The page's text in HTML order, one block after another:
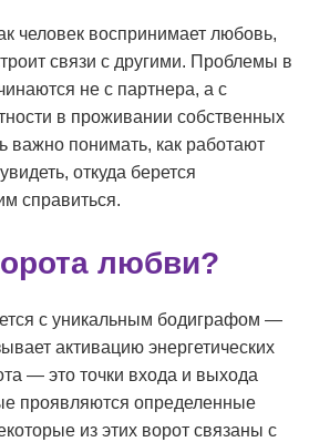
человек воспринимает любовь,
связи с другими. Проблемы в
не с партнера, а с
в проживании собственных
важно понимать, как работают
откуда берется
справиться.
любви?
с уникальным бодиграфом —
активацию энергетических
— это точки входа и выхода
проявляются определенные
из этих ворот связаны с